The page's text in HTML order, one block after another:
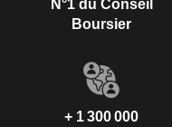
N°1 du Conseil
Boursier
+ 1 300 000